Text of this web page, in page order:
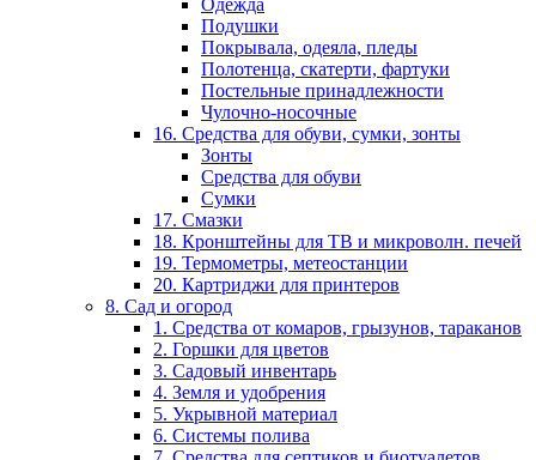
Одежда
Подушки
Покрывала, одеяла, пледы
Полотенца, скатерти, фартуки
Постельные принадлежности
Чулочно-носочные
16. Средства для обуви, сумки, зонты
Зонты
Средства для обуви
Сумки
17. Смазки
18. Кронштейны для ТВ и микроволн. печей
19. Термометры, метеостанции
20. Картриджи для принтеров
8. Сад и огород
1. Средства от комаров, грызунов, тараканов
2. Горшки для цветов
3. Садовый инвентарь
4. Земля и удобрения
5. Укрывной материал
6. Системы полива